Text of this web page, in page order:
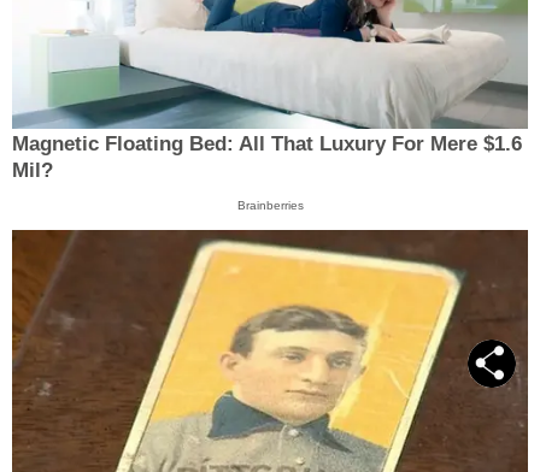
Magnetic Floating Bed: All That Luxury For Mere $1.6
Mil?
Brainberries